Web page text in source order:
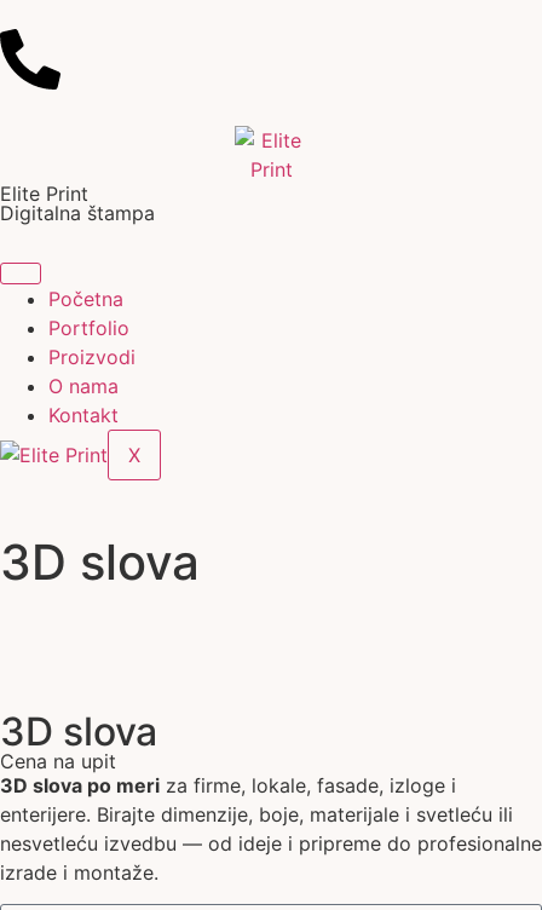
Elite Print
Digitalna štampa
Početna
Portfolio
Proizvodi
O nama
Kontakt
X
3D slova
3D slova
Cena na upit
3D slova po meri za firme, lokale, fasade, izloge i
enterijere. Birajte dimenzije, boje, materijale i svetleću ili
nesvetleću izvedbu — od ideje i pripreme do profesionalne
izrade i montaže.